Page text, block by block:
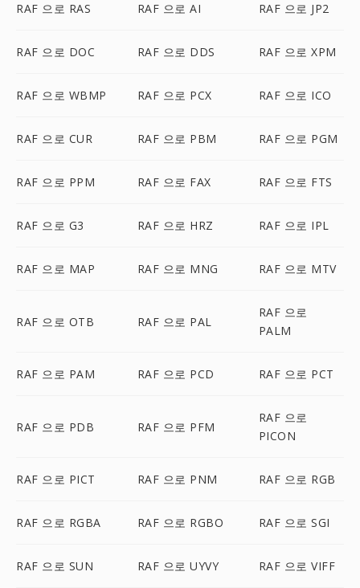
RAF 으로 RAS RAF 으로 AI RAF 으로 JP2
RAF 으로 DOC RAF 으로 DDS RAF 으로 XPM
RAF 으로 WBMP RAF 으로 PCX RAF 으로 ICO
RAF 으로 CUR RAF 으로 PBM RAF 으로 PGM
RAF 으로 PPM RAF 으로 FAX RAF 으로 FTS
RAF 으로 G3 RAF 으로 HRZ RAF 으로 IPL
RAF 으로 MAP RAF 으로 MNG RAF 으로 MTV
RAF 으로 OTB RAF 으로 PAL
RAF 으로
PALM
RAF 으로 PAM RAF 으로 PCD RAF 으로 PCT
RAF 으로 PDB RAF 으로 PFM
RAF 으로
PICON
RAF 으로 PICT RAF 으로 PNM RAF 으로 RGB
RAF 으로 RGBA RAF 으로 RGBO RAF 으로 SGI
RAF 으로 SUN RAF 으로 UYVY RAF 으로 VIFF